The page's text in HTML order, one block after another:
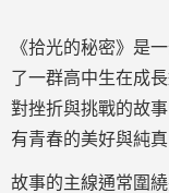
《拾光的秘密》是
了一群高中生在成
對挫折與挑戰的故
有青春的美好與純
故事的主線通常圍